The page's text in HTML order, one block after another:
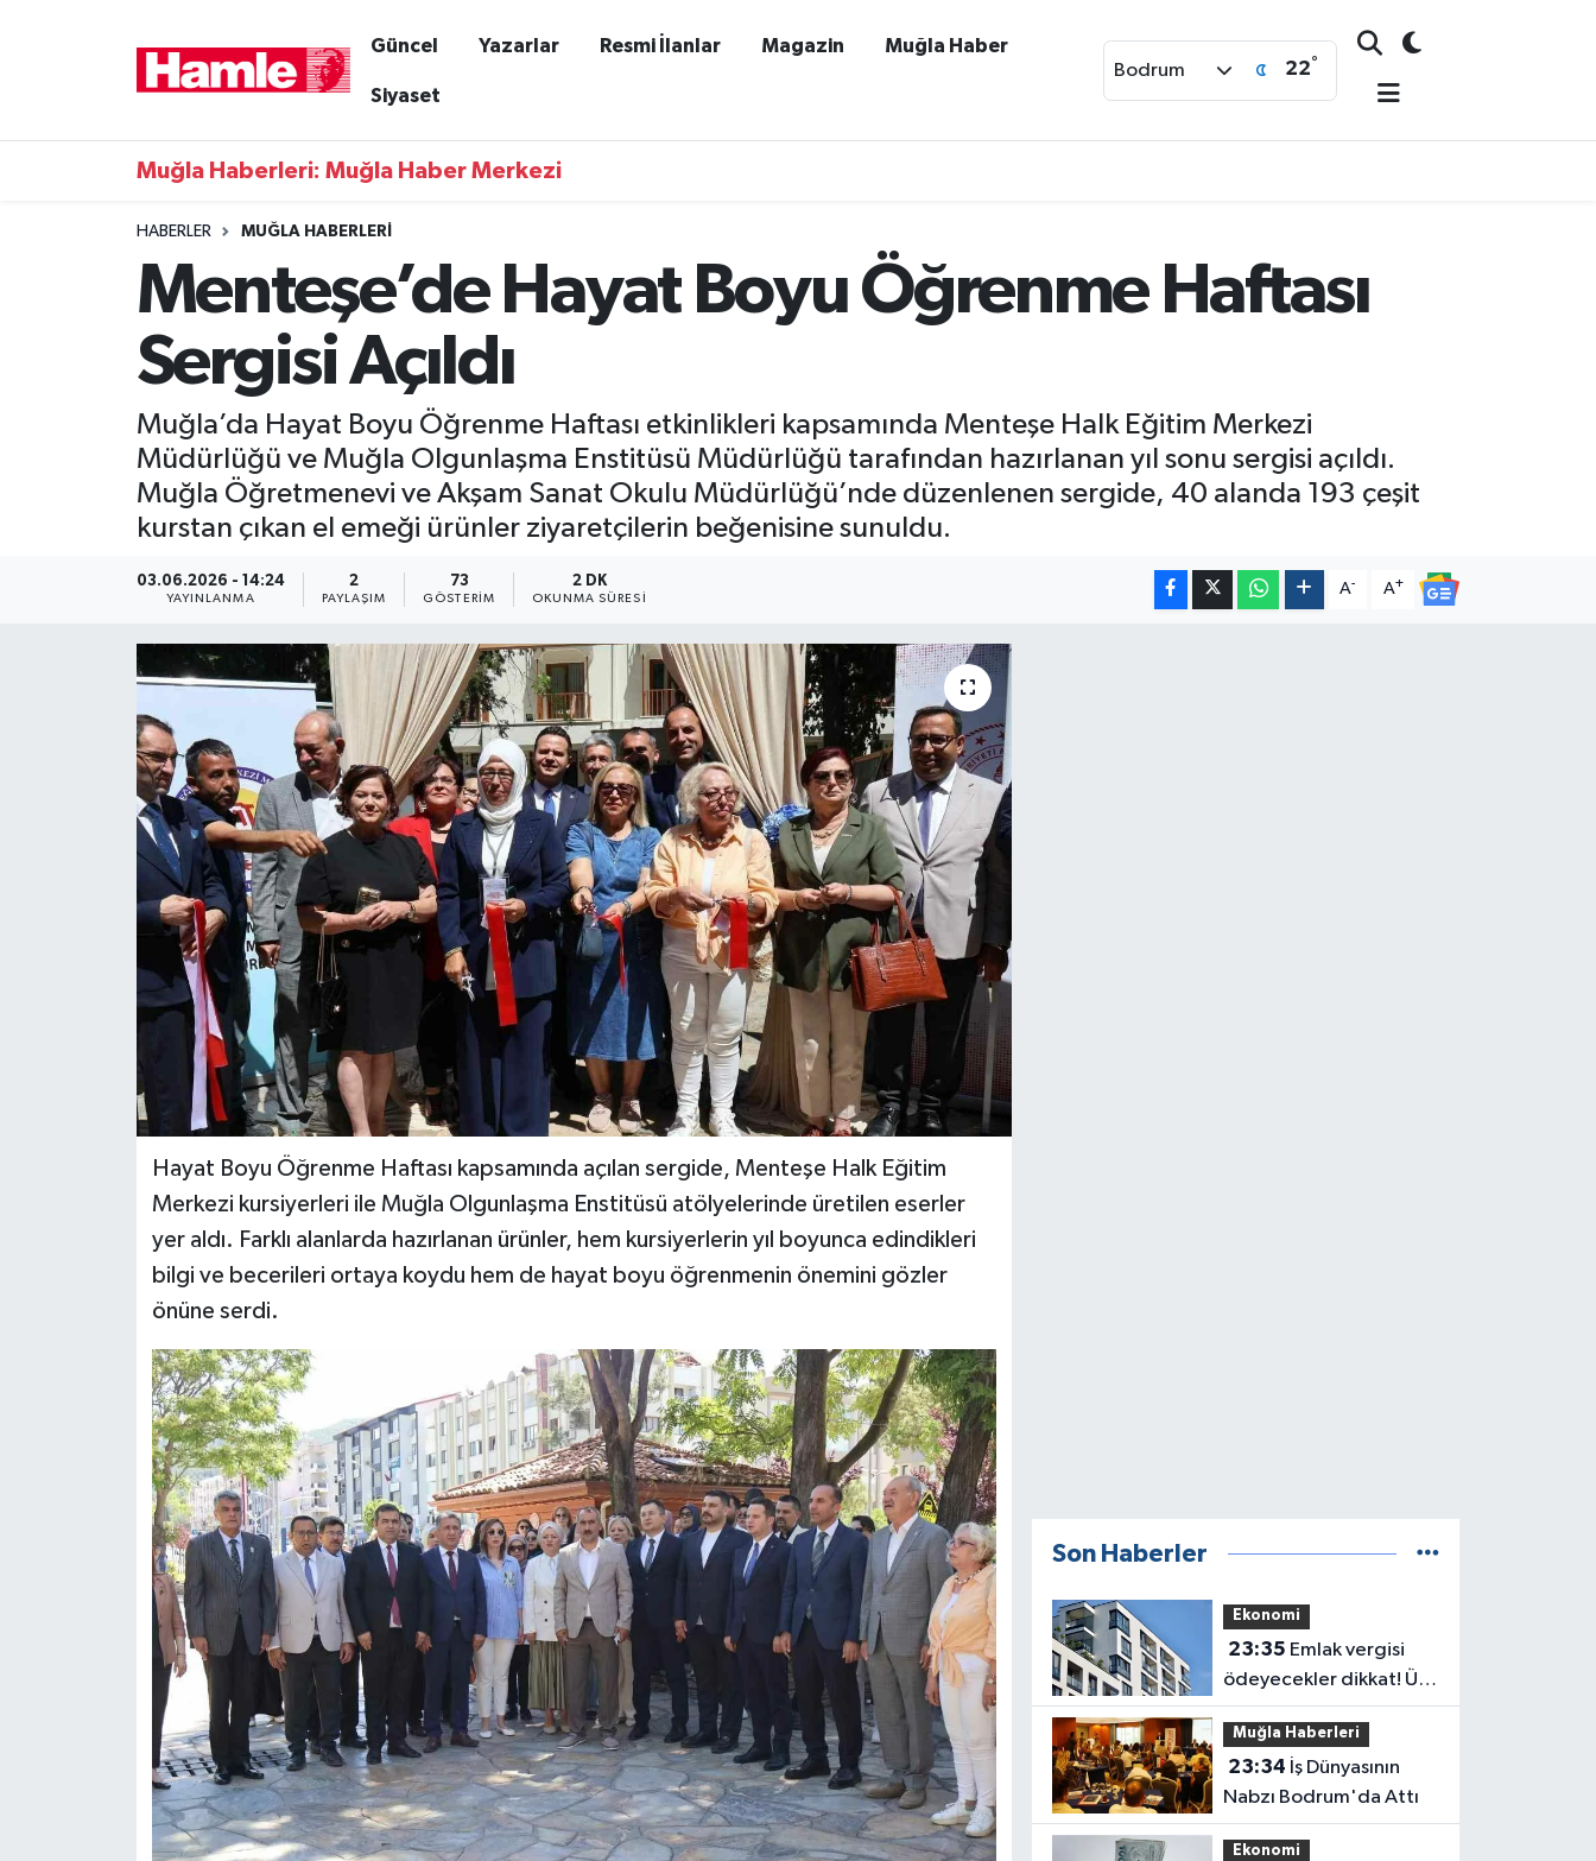
Güncel Yazarlar Resmi İlanlar Magazin Muğla Haber
Siyaset
Bodrum 22°
Muğla Haberleri: Muğla Haber Merkezi
HABERLER MUĞLA HABERLERI
Menteşe’de Hayat Boyu Öğrenme Haftası
Sergisi Açıldı
Muğla’da Hayat Boyu Öğrenme Haftası etkinlikleri kapsamında Menteşe Halk Eğitim Merkezi
Müdürlüğü ve Muğla Olgunlaşma Enstitüsü Müdürlüğü tarafından hazırlanan yıl sonu sergisi açıldı.
Muğla Öğretmenevi ve Akşam Sanat Okulu Müdürlüğü’nde düzenlenen sergide, 40 alanda 193 çeşit
kurstan çıkan el emeği ürünler ziyaretçilerin beğenisine sunuldu.
03.06.2026 - 14:24
YAYINLANMA
2
PAYLAŞIM
73
GÖSTERIM
2 DK
OKUNMA SÜRESI
A- A+
Hayat Boyu Öğrenme Haftası kapsamında açılan sergide, Menteşe Halk Eğitim
Merkezi kursiyerleri ile Muğla Olgunlaşma Enstitüsü atölyelerinde üretilen eserler
yer aldı. Farklı alanlarda hazırlanan ürünler, hem kursiyerlerin yıl boyunca edindikleri
bilgi ve becerileri ortaya koydu hem de hayat boyu öğrenmenin önemini gözler
önüne serdi.
Son Haberler
Ekonomi
23:35
ödeyecekler dikkat! Üst
sınır değişti
Muğla Haberleri
23:34
Nabzı Bodrum'da Attı
Ekonomi
Magazin
Muğla Haber
Muğla Nöbetçi Eczaneler
Muğla Trafik Yoğunluk Haritası
Süper Lig Puan Durumu ve Fikstür
Son Dakika Haberleri
Haber Arşivi